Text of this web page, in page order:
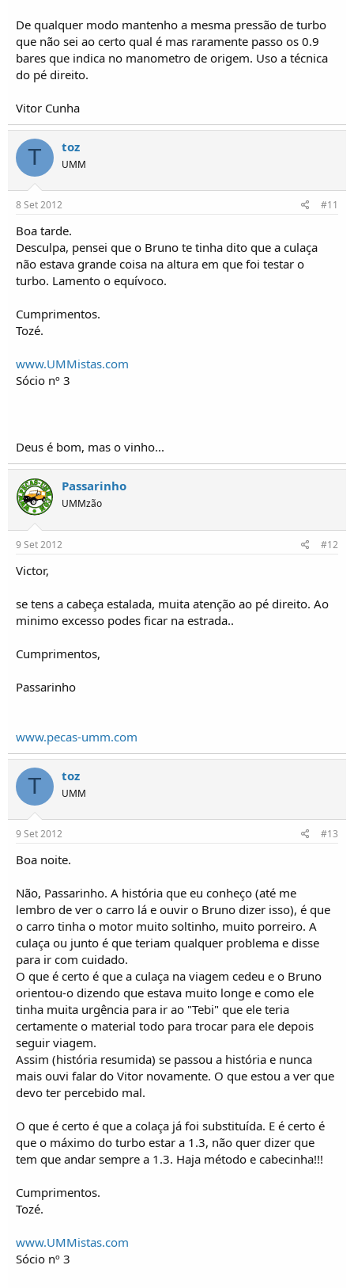
De qualquer modo mantenho a mesma pressão de turbo
que não sei ao certo qual é mas raramente passo os 0.9
bares que indica no manometro de origem. Uso a técnica
do pé direito.
Vitor Cunha
T toz
UMM
8 Set 2012 #11
Boa tarde.
Desculpa, pensei que o Bruno te tinha dito que a culaça
não estava grande coisa na altura em que foi testar o
turbo. Lamento o equívoco.
Cumprimentos.
Tozé.
www.UMMistas.com
Sócio nº 3
Deus é bom, mas o vinho...
Passarinho
UMMzão
9 Set 2012 #12
Victor,
se tens a cabeça estalada, muita atenção ao pé direito. Ao
minimo excesso podes ficar na estrada..
Cumprimentos,
Passarinho
www.pecas-umm.com
T toz
UMM
9 Set 2012 #13
Boa noite.
Não, Passarinho. A história que eu conheço (até me
lembro de ver o carro lá e ouvir o Bruno dizer isso), é que
o carro tinha o motor muito soltinho, muito porreiro. A
culaça ou junto é que teriam qualquer problema e disse
para ir com cuidado.
O que é certo é que a culaça na viagem cedeu e o Bruno
orientou-o dizendo que estava muito longe e como ele
tinha muita urgência para ir ao "Tebi" que ele teria
certamente o material todo para trocar para ele depois
seguir viagem.
Assim (história resumida) se passou a história e nunca
mais ouvi falar do Vitor novamente. O que estou a ver que
devo ter percebido mal.
O que é certo é que a colaça já foi substituída. E é certo é
que o máximo do turbo estar a 1.3, não quer dizer que
tem que andar sempre a 1.3. Haja método e cabecinha!!!
Cumprimentos.
Tozé.
www.UMMistas.com
Sócio nº 3